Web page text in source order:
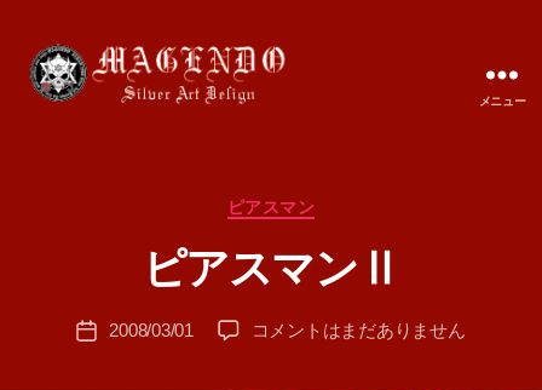
メニュー
カ
ゴ
リ
ピアスマン
ピアスマンⅡ
作
成
者
T
投
2008/03/01
ピ
コメントはまだありません